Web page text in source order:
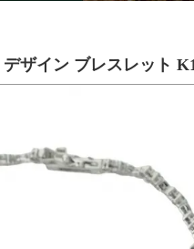
ザイン ブレスレット